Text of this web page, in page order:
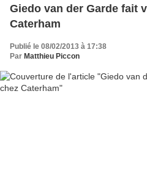
Giedo van der Garde fait
Caterham
Publié le 08/02/2013 à 17:38
Par Matthieu Piccon